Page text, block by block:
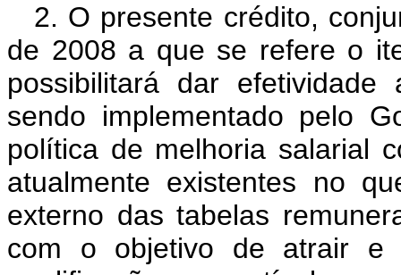
2. O presente crédito,
de 2008 a que se refere o
possibilitará dar
sendo implementado pelo
política de melhoria salarial
atualmente existentes no
externo das tabelas
com o objetivo de atrair e